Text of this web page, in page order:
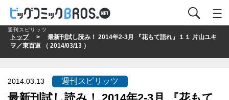
トップ> 最新刊試し読み！ 2014年2-3月 『花もて語れ』１１ 片山ユキ
ヲ／東百道 （ 2014/03/13 ）
週刊スピリッツ
2014.03.13
週刊スピリッツ